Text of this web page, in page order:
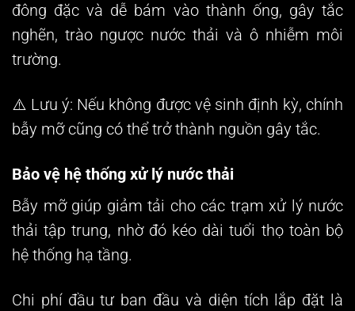
đông đặc và dễ bám vào thành ống, gây tắc
nghẽn, trào ngược nước thải và ô nhiễm môi
trường.
⚠️ Lưu ý: Nếu không được vệ sinh định kỳ, chính
bẫy mỡ cũng có thể trở thành nguồn gây tắc.
Bảo vệ hệ thống xử lý nước thải
Bẫy mỡ giúp giảm tải cho các trạm xử lý nước
thải tập trung, nhờ đó kéo dài tuổi thọ toàn bộ
hệ thống hạ tầng.
Chi phí đầu tư ban đầu và diện tích lắp đặt là